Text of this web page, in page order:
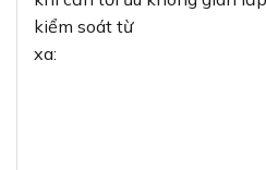
kiểm soát từ
xa: